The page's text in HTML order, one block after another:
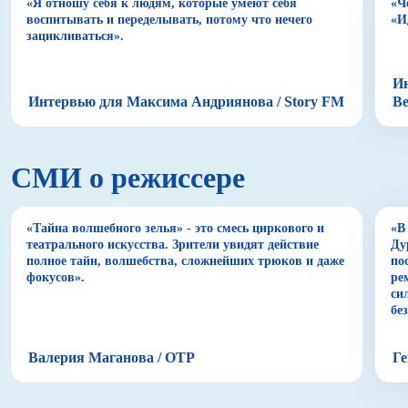
киноблокбастерам. Роскошные декорации и
костюмы, подробно представленные персонажи
массовых сцен, и сильные лирические герои –
Дата рождения
3 октября 1953 год
Место рождения
Азербайджан, г. Баку
Образование
Карьера
Интервью для Максима Андриянова / Story FM
«Я отношу себя к людям, которые умеют себя
воспитывать и переделывать, потому что нечего
зацикливаться».
СМИ о режиссере
Валерия Маганова / ОТР
«Тайна волшебного зелья» - это смесь циркового и
театрального искусства. Зрители увидят действие
полное тайн, волшебства, сложнейших трюков и даже
фокусов».
«В